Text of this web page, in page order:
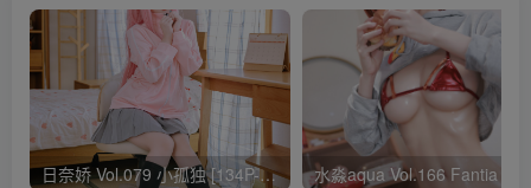
日奈娇 Vol.079 小孤独 [134P-1.84GB]